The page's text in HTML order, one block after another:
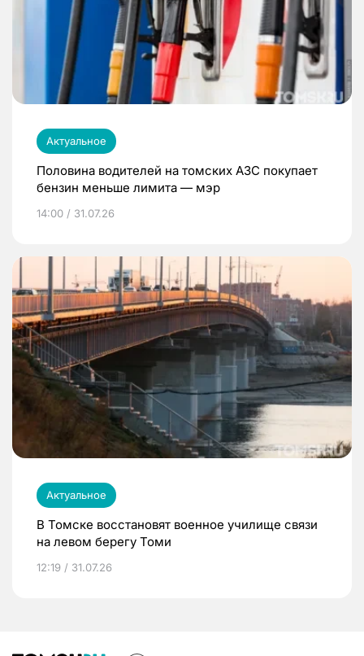
Актуальное
Половина водителей на томских АЗС покупает
бензин меньше лимита — мэр
14:00 / 31.07.26
Актуальное
В Томске восстановят военное училище связи
на левом берегу Томи
12:19 / 31.07.26